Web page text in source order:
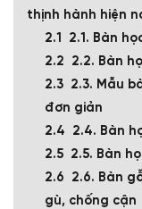
thịnh hành hiện
2.1. Bàn
2.2. Bàn
2.3. Mẫu
đơn giản
2.4. Bàn
2.5. Bàn
2.6. Bàn
gù, chống cận